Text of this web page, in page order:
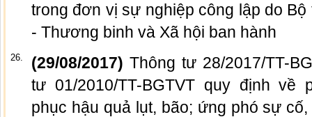
trong đơn vị sự nghiệp công lập do
- Thương binh và Xã hội ban hành
26. (29/08/2017) Thông tư 28/2017/TT-
tư 01/2010/TT-BGTVT quy định về
phục hậu quả lụt, bão; ứng phó sự